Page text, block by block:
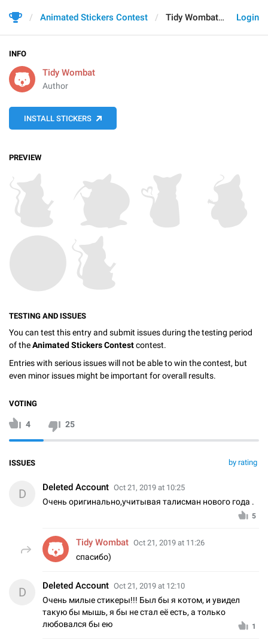
Login
Animated Stickers Contest Tidy Wombat
INFO
Tidy Wombat
Author
INSTALL STICKERS
PREVIEW
TESTING AND ISSUES
You can test this entry and submit issues during the testing period
of theAnimated Stickers Contestcontest.
Entries with serious issues will not be able to win the contest, but
even minor issues might be important for overall results.
VOTING
4 25
by rating
ISSUES
D Deleted Account Oct 21, 2019 at 10:25
Очень оригинально,учитывая талисман нового года .
5
Tidy Wombat Oct 21, 2019 at 11:26
спасибо)
D Deleted Account Oct 21, 2019 at 12:10
Очень милые стикеры!!! Был бы я котом, и увидел
такую бы мышь, я бы не стал её есть, а только
любовался бы ею
1